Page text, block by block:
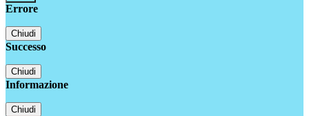
Errore
Chiudi
Successo
Chiudi
Informazione
Chiudi